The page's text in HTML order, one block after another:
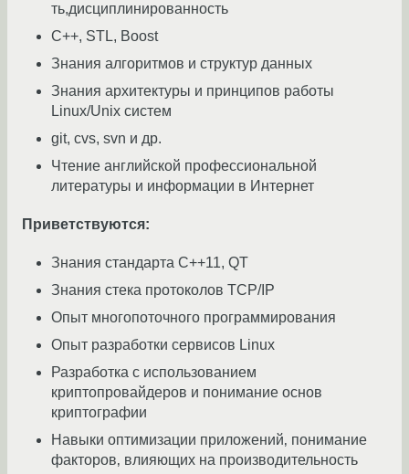
ть,дисциплинированность
C++, STL, Boost
Знания алгоритмов и структур данных
Знания архитектуры и принципов работы
Linux/Unix систем
git, cvs, svn и др.
Чтение английской профессиональной
литературы и информации в Интернет
Приветствуются:
Знания стандарта C++11, QT
Знания стека протоколов TCP/IP
Опыт многопоточного программирования
Опыт разработки сервисов Linux
Разработка с использованием
криптопровайдеров и понимание основ
криптографии
Навыки оптимизации приложений‚ понимание
факторов‚ влияющих на производительность